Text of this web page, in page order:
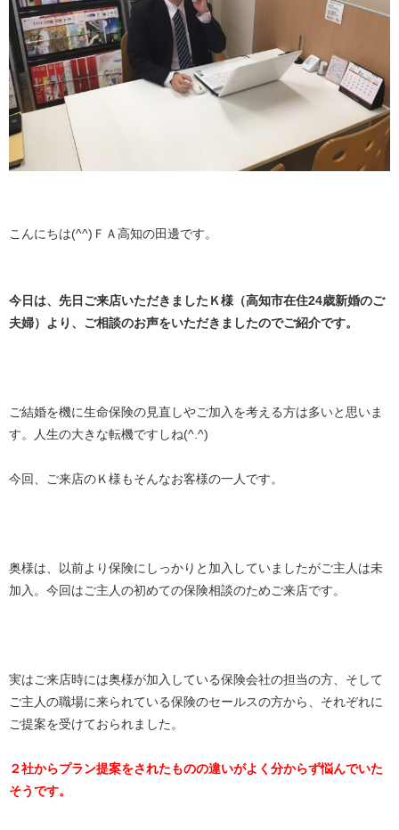
こんにちは(^^)ＦＡ高知の田邊です。
今日は、先日ご来店いただきましたＫ様（高知市在住24歳新婚のご
夫婦）より、ご相談のお声をいただきましたのでご紹介です。
ご結婚を機に生命保険の見直しやご加入を考える方は多いと思いま
す。人生の大きな転機ですしね(^.^)
今回、ご来店のＫ様もそんなお客様の一人です。
奥様は、以前より保険にしっかりと加入していましたがご主人は未
加入。今回はご主人の初めての保険相談のためご来店です。
実はご来店時には奥様が加入している保険会社の担当の方、そして
ご主人の職場に来られている保険のセールスの方から、それぞれに
ご提案を受けておられました。
２社からプラン提案をされたものの違いがよく分からず悩んでいた
そうです。